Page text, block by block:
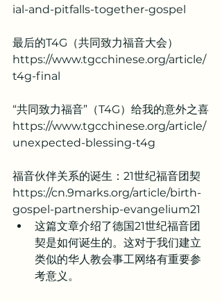
ial-and-pitfalls-together-gospel
最后的T4G（共同致力福音大会）
https://www.tgcchinese.org/article/
t4g-final
“共同致力福音”（T4G）给我的意外之喜
https://www.tgcchinese.org/article/
unexpected-blessing-t4g
福音伙伴关系的诞生：21世纪福音团契
https://cn.9marks.org/article/birth-
gospel-partnership-evangelium21
这篇文章介绍了德国21世纪福音团
契是如何诞生的。这对于我们建立
类似的华人教会事工网络有重要参
考意义。